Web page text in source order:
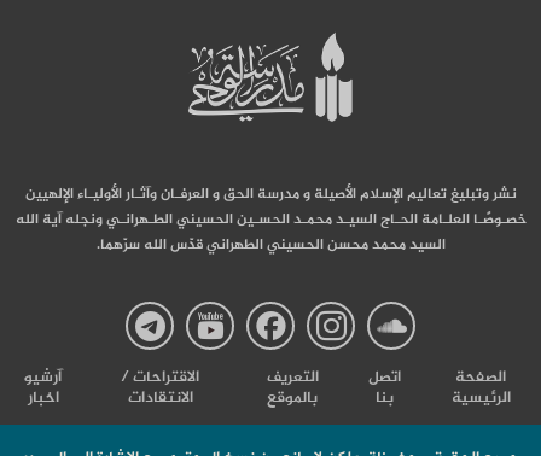
نشر وتبليغ تعاليم الإسلام الأصيلة و مدرسة الحق و العرفـان وآثـار الأوليـاء الإلهيين
خصـوصًـا العلـامة الحـاج السيـد محمـد الحسـين الحسيني الطـهرانـي ونجله آية الله
السيد محمد محسن الحسيني الطهراني قدّس الله سرّهما.
صفحة
صفحة
صفحة
صفحة
الصفحة
الرئيسية
اتصل
بنا
التعریف
بالموقع
الاقتراحات /
الانتقادات
آرشیو
اخبار